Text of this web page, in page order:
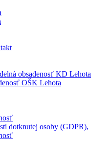
obsadenosť KD Lehota
OŠK Lehota
dotknutej osoby (GDPR),